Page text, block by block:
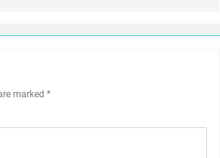
marked *